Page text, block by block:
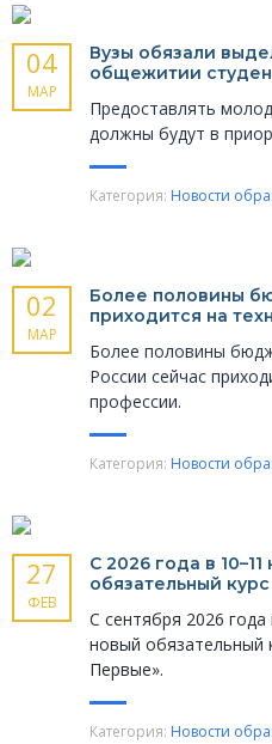
04
МАР
Вузы обязали
общежитии
Предоставлять
должны будут в
Категория: Новости
02
МАР
Более половины
приходится на
Более половины
России сейчас
профессии.
Категория: Новости
27
ФЕВ
С 2026 года в
обязательный курс
С сентября 2026 года
новый обязательный
Первые».
Категория: Новости